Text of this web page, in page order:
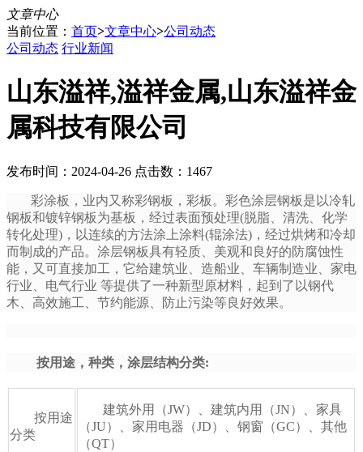
文章中心
当前位置： 首页>文章中心>公司动态
公司动态 行业新闻
山东溢祥,溢祥金属,山东溢祥金
属科技有限公司
发布时间：2024-04-26 点击数：1467
彩涂板，业内又称彩钢板，彩板。彩色涂层钢板是以冷轧
钢板和镀锌钢板为基板，经过表面预处理(脱脂、清洗、化学
转化处理)，以连续的方法涂上涂料(辊涂法)，经过烘烤和冷却
而制成的产品。涂层钢板具有轻质、美观和良好的防腐蚀性
能，又可直接加工，它给建筑业、造船业、车辆制造业、家电
行业、电气行业 等提供了一种新型原材料，起到了以钢代
木、高效施工、节约能源、防止污染等良好效果。
按用途，种类，涂层结构分类:
按用途
分类
建筑外用（JW）、建筑内用（JN）、家具
（JU）、家用电器（JD）、钢窗（GC）、其他
（QT）